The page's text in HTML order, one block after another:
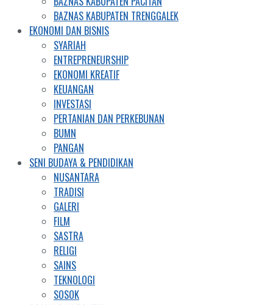
BAZNAS KABUPATEN TRENGGALEK
EKONOMI DAN BISNIS
SYARIAH
ENTREPRENEURSHIP
EKONOMI KREATIF
KEUANGAN
INVESTASI
PERTANIAN DAN PERKEBUNAN
BUMN
PANGAN
SENI BUDAYA & PENDIDIKAN
NUSANTARA
TRADISI
GALERI
FILM
SASTRA
RELIGI
SAINS
TEKNOLOGI
SOSOK